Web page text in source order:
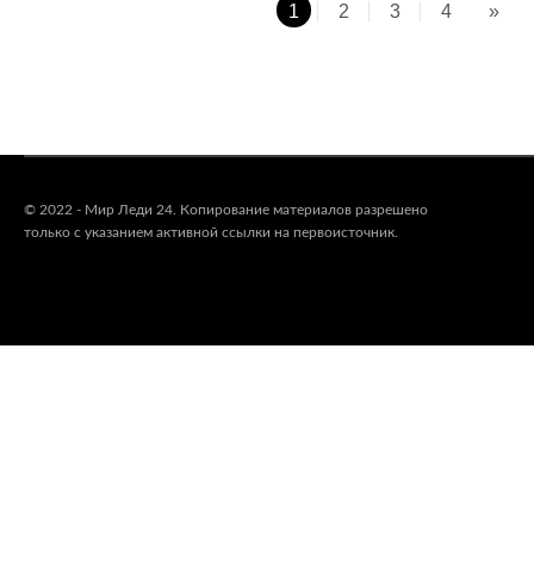
1 2 3 4 »
© 2022 - Мир Леди 24. Копирование материалов разрешено
только с указанием активной ссылки на первоисточник.